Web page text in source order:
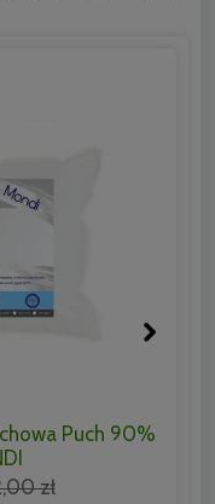
Puch 90%
zł